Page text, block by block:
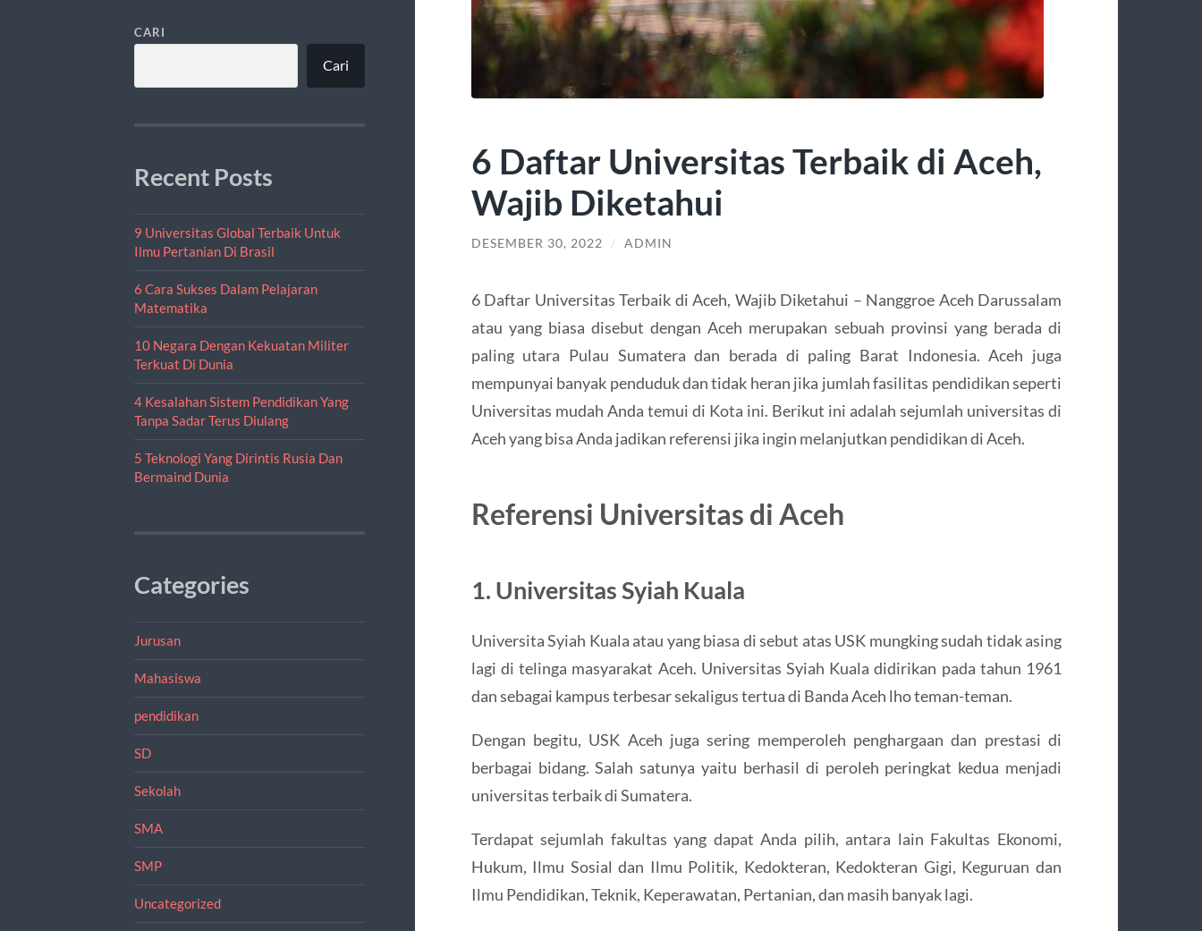
CARI
Cari
Recent Posts
9 Universitas Global Terbaik Untuk
Ilmu Pertanian Di Brasil
6 Cara Sukses Dalam Pelajaran
Matematika
10 Negara Dengan Kekuatan Militer
Terkuat Di Dunia
4 Kesalahan Sistem Pendidikan Yang
Tanpa Sadar Terus Diulang
5 Teknologi Yang Dirintis Rusia Dan
Bermaind Dunia
Categories
Jurusan
Mahasiswa
pendidikan
SD
Sekolah
SMA
SMP
Uncategorized
6 Daftar Universitas Terbaik di Aceh,
Wajib Diketahui
DESEMBER 30, 2022 / ADMIN
6 Daftar Universitas Terbaik di Aceh, Wajib Diketahui – Nanggroe Aceh Darussalam
atau yang biasa disebut dengan Aceh merupakan sebuah provinsi yang berada di
paling utara Pulau Sumatera dan berada di paling Barat Indonesia. Aceh juga
mempunyai banyak penduduk dan tidak heran jika jumlah fasilitas pendidikan seperti
Universitas mudah Anda temui di Kota ini. Berikut ini adalah sejumlah universitas di
Aceh yang bisa Anda jadikan referensi jika ingin melanjutkan pendidikan di Aceh.
Referensi Universitas di Aceh
1. Universitas Syiah Kuala
Universita Syiah Kuala atau yang biasa di sebut atas USK mungking sudah tidak asing
lagi di telinga masyarakat Aceh. Universitas Syiah Kuala didirikan pada tahun 1961
dan sebagai kampus terbesar sekaligus tertua di Banda Aceh lho teman-teman.
Dengan begitu, USK Aceh juga sering memperoleh penghargaan dan prestasi di
berbagai bidang. Salah satunya yaitu berhasil di peroleh peringkat kedua menjadi
universitas terbaik di Sumatera.
Terdapat sejumlah fakultas yang dapat Anda pilih, antara lain Fakultas Ekonomi,
Hukum, Ilmu Sosial dan Ilmu Politik, Kedokteran, Kedokteran Gigi, Keguruan dan
Ilmu Pendidikan, Teknik, Keperawatan, Pertanian, dan masih banyak lagi.